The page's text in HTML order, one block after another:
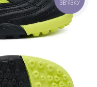
ЗВ'ЯЗКУ